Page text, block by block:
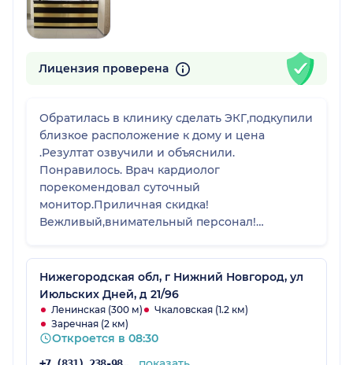
Лицензия проверена
Обратилась в клинику сделать ЭКГ,подкупили
близкое расположение к дому и цена
.Резултат озвучили и объяснили.
Понравилось. Врач кардиолог
порекомендовал суточный
монитор.Приличная скидка!
Вежливый,внимательный персонал!
Нижегородская обл, г Нижний Новгород, ул
Июльских Дней, д 21/96
Ленинская (300 м)
Чкаловская (1.2 км)
Заречная (2 км)
Откроется в 08:30